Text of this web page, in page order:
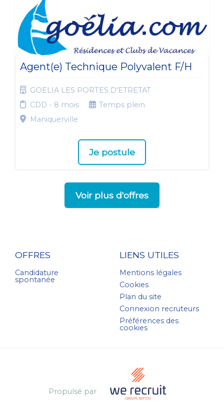
Agent(e) Technique Polyvalent F/H
GOELIA LES PORTES D'ETRETAT
CDD - 8 mois
Temps plein
Maniquerville
Je postule
Voir plus d'offres
OFFRES
Candidature
spontanée
LIENS UTILES
Mentions légales
Cookies
Plan du site
Connexion recruteurs
Préférences des
cookies
Propulsé par